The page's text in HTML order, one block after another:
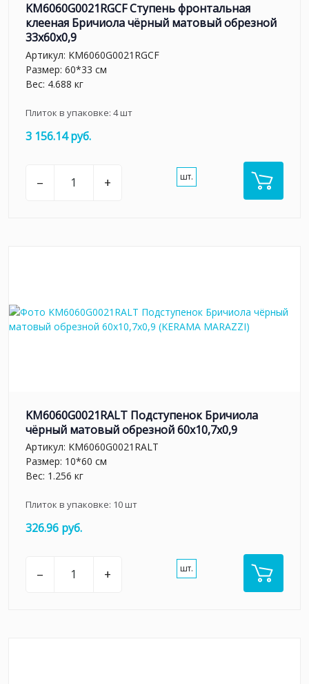
KM6060G0021RGCF Ступень фронтальная
клееная Бричиола чёрный матовый обрезной
33x60x0,9
Артикул: KM6060G0021RGCF
Размер: 60*33 см
Вес: 4.688 кг
Плиток в упаковке: 4шт
3 156.14 руб.
– + шт.
KM6060G0021RALT Подступенок Бричиола
чёрный матовый обрезной 60x10,7x0,9
Артикул: KM6060G0021RALT
Размер: 10*60 см
Вес: 1.256 кг
Плиток в упаковке: 10шт
326.96 руб.
– + шт.